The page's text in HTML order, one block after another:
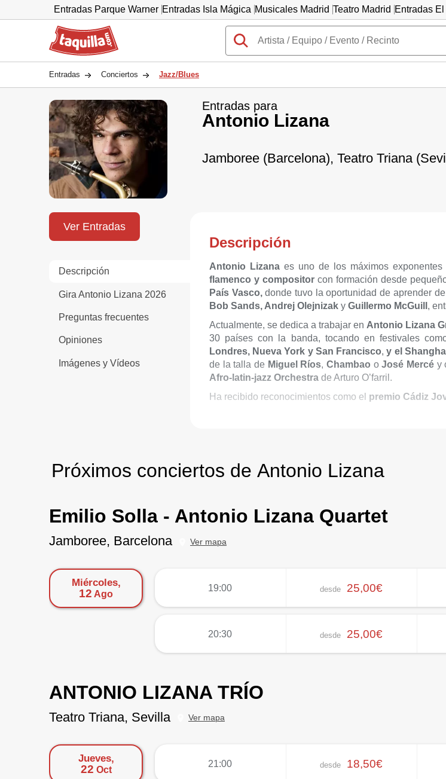
Entradas Parque Warner Entradas Isla Mágica Musicales Madrid Teatro Madrid Entradas
Taquilla.com
Entradas Conciertos Jazz/Blues
Entradas para
Antonio Lizana
Jamboree (Barcelona), Teatro Triana
Ver Entradas
Descripción
Gira Antonio Lizana 2026
Preguntas frecuentes
Opiniones
Imágenes y Vídeos
Descripción
Antonio Lizana es uno de los máximos exponentes
flamenco y compositor con formación desde
País Vasco,donde tuvo la oportunidad de aprender
Bob Sands, Andrej Olejnizak y Guillermo McGuill ,
Actualmente, se dedica a trabajar en Antonio Lizana
30 países con la banda, tocando en festivales
Londres, Nueva York y San Francisco, y el
de la talla de Miguel Ríos,Chambao oJosé Mercé y
Afro-latin-jazz Orchestra de Arturo O’farril.
Ha recibido reconocimientos como el premio Cádiz
Próximos conciertos de Antonio Lizana
Emilio Solla - Antonio Lizana Quartet
Jamboree, Barcelona Ver mapa
Miércoles,
12 Ago
19:00 desde 25,00€
20:30 desde 25,00€
ANTONIO LIZANA TRÍO
Teatro Triana, Sevilla Ver mapa
Jueves,
22 Oct
21:00 desde 18,50€